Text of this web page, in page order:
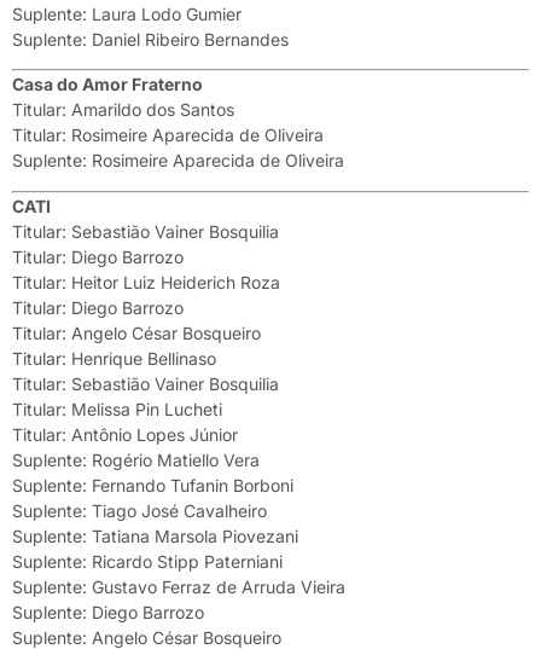
Suplente: Laura Lodo Gumier
Suplente: Daniel Ribeiro Bernandes
Casa do Amor Fraterno
Titular: Amarildo dos Santos
Titular: Rosimeire Aparecida de Oliveira
Suplente: Rosimeire Aparecida de Oliveira
CATI
Titular: Sebastião Vainer Bosquilia
Titular: Diego Barrozo
Titular: Heitor Luiz Heiderich Roza
Titular: Diego Barrozo
Titular: Angelo César Bosqueiro
Titular: Henrique Bellinaso
Titular: Sebastião Vainer Bosquilia
Titular: Melissa Pin Lucheti
Titular: Antônio Lopes Júnior
Suplente: Rogério Matiello Vera
Suplente: Fernando Tufanin Borboni
Suplente: Tiago José Cavalheiro
Suplente: Tatiana Marsola Piovezani
Suplente: Ricardo Stipp Paterniani
Suplente: Gustavo Ferraz de Arruda Vieira
Suplente: Diego Barrozo
Suplente: Angelo César Bosqueiro